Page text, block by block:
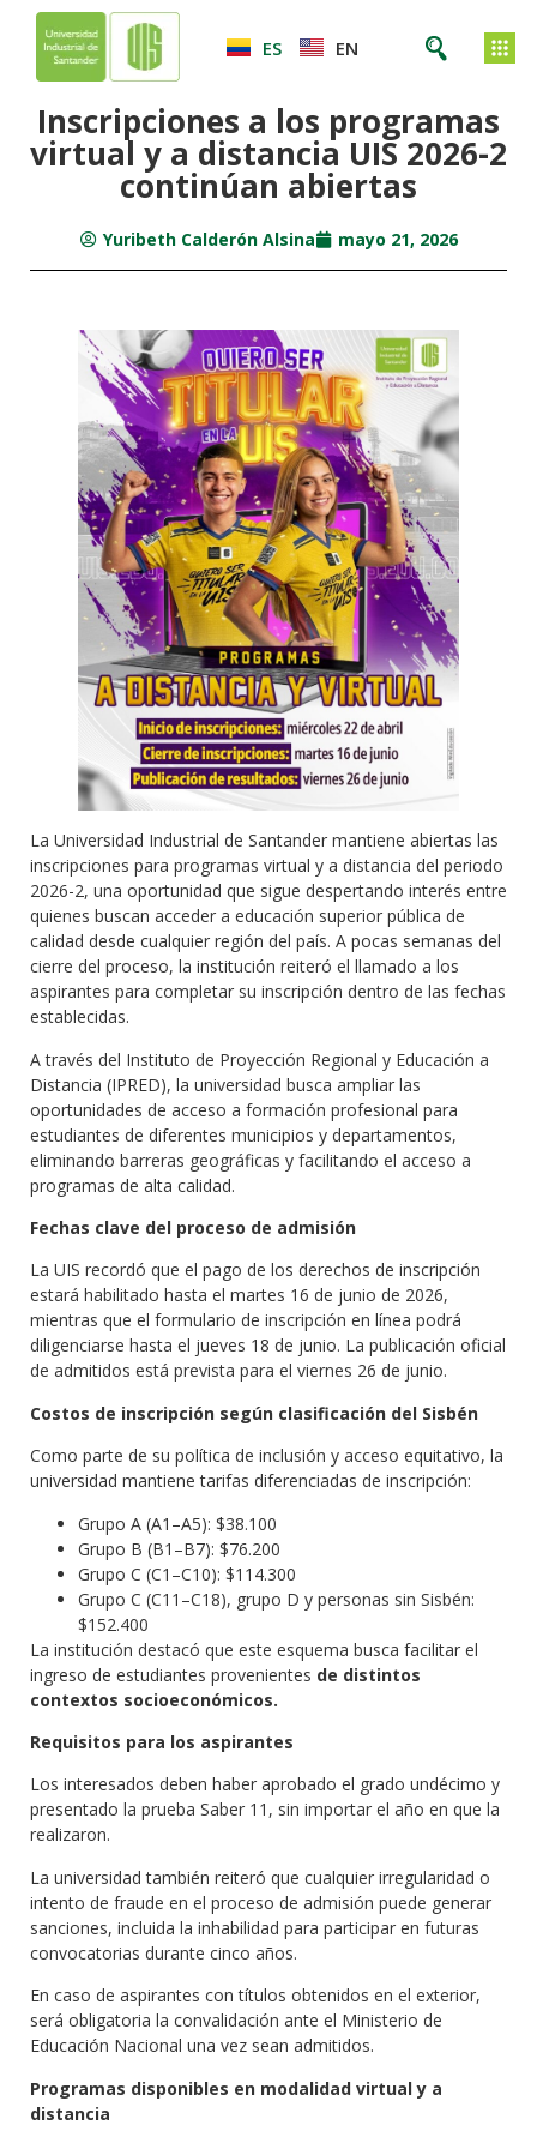
ES EN
Inscripciones a los programas
virtual y a distancia UIS 2026-2
continúan abiertas
Yuribeth Calderón Alsina mayo 21, 2026
La Universidad Industrial de Santander mantiene abiertas las
inscripciones para programas virtual y a distancia del periodo
2026-2, una oportunidad que sigue despertando interés entre
quienes buscan acceder a educación superior pública de
calidad desde cualquier región del país. A pocas semanas del
cierre del proceso, la institución reiteró el llamado a los
aspirantes para completar su inscripción dentro de las fechas
establecidas.
A través del Instituto de Proyección Regional y Educación a
Distancia (IPRED), la universidad busca ampliar las
oportunidades de acceso a formación profesional para
estudiantes de diferentes municipios y departamentos,
eliminando barreras geográficas y facilitando el acceso a
programas de alta calidad.
Fechas clave del proceso de admisión
La UIS recordó que el pago de los derechos de inscripción
estará habilitado hasta el martes 16 de junio de 2026,
mientras que el formulario de inscripción en línea podrá
diligenciarse hasta el jueves 18 de junio. La publicación oficial
de admitidos está prevista para el viernes 26 de junio.
Costos de inscripción según clasificación del Sisbén
Como parte de su política de inclusión y acceso equitativo, la
universidad mantiene tarifas diferenciadas de inscripción:
Grupo A (A1–A5): $38.100
Grupo B (B1–B7): $76.200
Grupo C (C1–C10): $114.300
Grupo C (C11–C18), grupo D y personas sin Sisbén:
$152.400
La institución destacó que este esquema busca facilitar el
ingreso de estudiantes provenientes de distintos
contextos socioeconómicos.
Requisitos para los aspirantes
Los interesados deben haber aprobado el grado undécimo y
presentado la prueba Saber 11, sin importar el año en que la
realizaron.
La universidad también reiteró que cualquier irregularidad o
intento de fraude en el proceso de admisión puede generar
sanciones, incluida la inhabilidad para participar en futuras
convocatorias durante cinco años.
En caso de aspirantes con títulos obtenidos en el exterior,
será obligatoria la convalidación ante el Ministerio de
Educación Nacional una vez sean admitidos.
Programas disponibles en modalidad virtual y a
distancia